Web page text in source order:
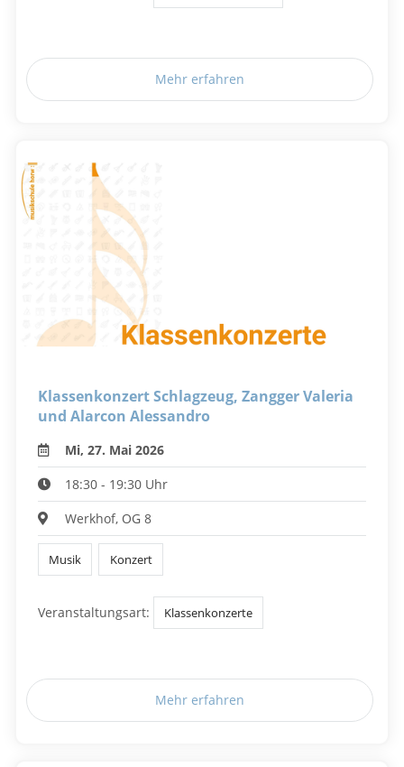
Mehr erfahren
Klassenkonzert Schlagzeug, Zangger Valeria
und Alarcon Alessandro
Mi, 27. Mai 2026
18:30 - 19:30 Uhr
Werkhof, OG 8
Musik Konzert
Veranstaltungsart: Klassenkonzerte
Mehr erfahren